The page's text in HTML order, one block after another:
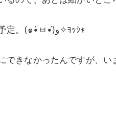
今日のアップには間にあう予定。(๑•̀ㅂ•́)و✧ﾖｯｼｬ
できなかったんですが、い